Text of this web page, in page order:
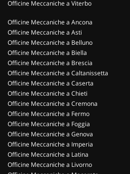
Officine Meccaniche a Viterbo
Officine Meccaniche a Ancona
Officine Meccaniche a Asti
Officine Meccaniche a Belluno
Officine Meccaniche a Biella
Officine Meccaniche a Brescia
Officine Meccaniche a Caltanissetta
Officine Meccaniche a Caserta
Officine Meccaniche a Chieti
Officine Meccaniche a Cremona
Officine Meccaniche a Fermo
Officine Meccaniche a Foggia
Officine Meccaniche a Genova
Officine Meccaniche a Imperia
Officine Meccaniche a Latina
Officine Meccaniche a Livorno